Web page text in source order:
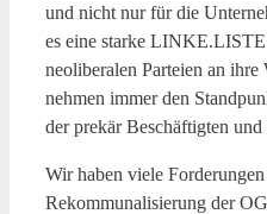
und nicht nur für die
es eine starke
neoliberalen Parteien an ihre
nehmen immer den
der prekär Beschäftigten
Wir haben viele
Rekommunalisierung der